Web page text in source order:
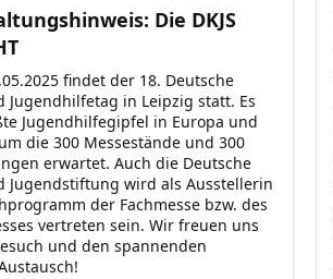
Die DKJS
findet der 18. Deutsche
Jugendhilfetag in Leipzig statt. Es
Jugendhilfegipfel in Europa und
die 300 Messestände und 300
erwartet. Auch die Deutsche
Jugendstiftung wird als Ausstellerin
der Fachmesse bzw. des
vertreten sein. Wir freuen uns
und den spannenden